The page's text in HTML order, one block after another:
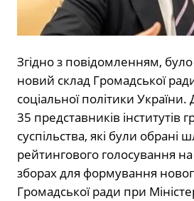
Згідно з повідомленням,
новий склад Громадської
соціальної політики
35 представників інститутів
суспільства, які були обрані
рейтингового голосування
зборах для формування
Громадської ради при